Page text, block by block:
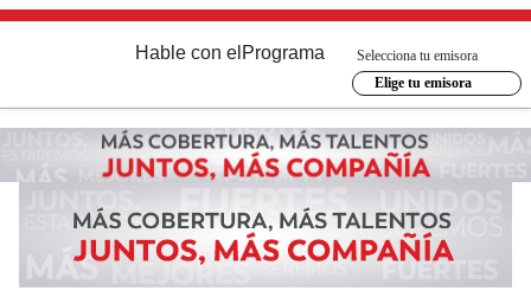
Hable con el Programa
Selecciona tu emisora
Elige tu emisora